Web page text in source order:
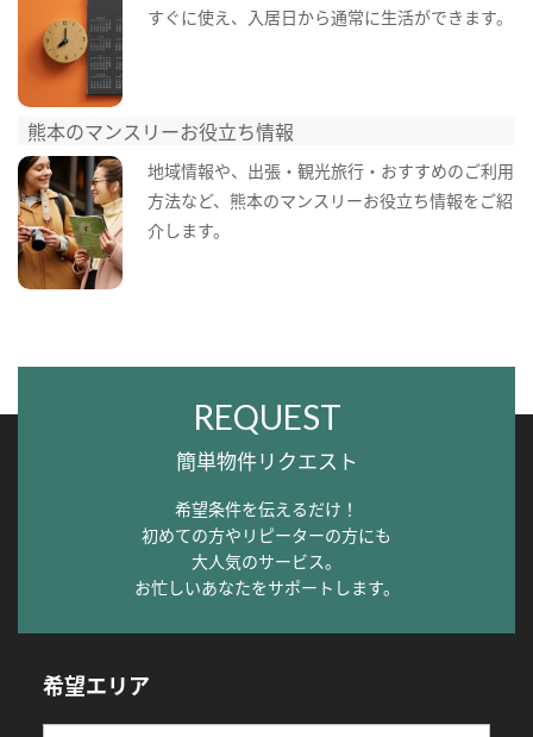
すぐに使え、入居日から通常に生活ができます。
熊本のマンスリーお役立ち情報
地域情報や、出張・観光旅行・おすすめのご利用
方法など、熊本のマンスリーお役立ち情報をご紹
介します。
REQUEST
簡単物件リクエスト
希望条件を伝えるだけ！
初めての方やリピーターの方にも
大人気のサービス。
お忙しいあなたをサポートします。
希望エリア